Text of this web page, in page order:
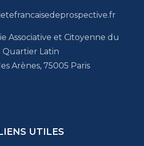
Associative et Citoyenne du
Quartier Latin
Arènes, 75005 Paris
UTILES